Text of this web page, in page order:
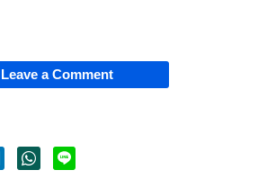
Leave a Comment